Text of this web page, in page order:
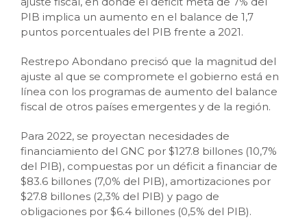
PIB implica un aumento en el balance de 1,7
puntos porcentuales del PIB frente a 2021.
Restrepo Abondano precisó que la magnitud del
ajuste al que se compromete el gobierno está en
línea con los programas de aumento del balance
fiscal de otros países emergentes y de la región.
Para 2022, se proyectan necesidades de
financiamiento del GNC por $127.8 billones (10,7%
del PIB), compuestas por un déficit a financiar de
$83.6 billones (7,0% del PIB), amortizaciones por
$27.8 billones (2,3% del PIB) y pago de
obligaciones por $6.4 billones (0,5% del PIB).